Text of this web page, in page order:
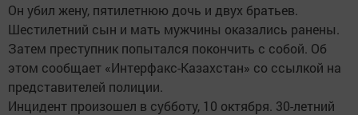
Он убил жену, пятилетнюю дочь и двух братьев.
Шестилетний сын и мать мужчины оказались ранены.
Затем преступник попытался покончить с собой. Об
этом сообщает «Интерфакс-Казахстан» со ссылкой на
представителей полиции.
Инцидент произошел в субботу, 10 октября. 30-летний